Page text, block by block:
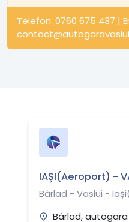
Telefon: 0760 675 437 |
IAȘI(Aeroport) -
Bârlad - Vaslui -
Bârlad, autogara